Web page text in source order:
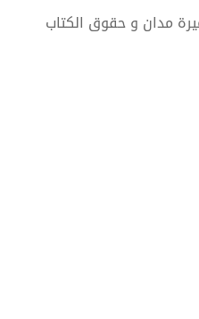
مدان و حقوق الكتاب